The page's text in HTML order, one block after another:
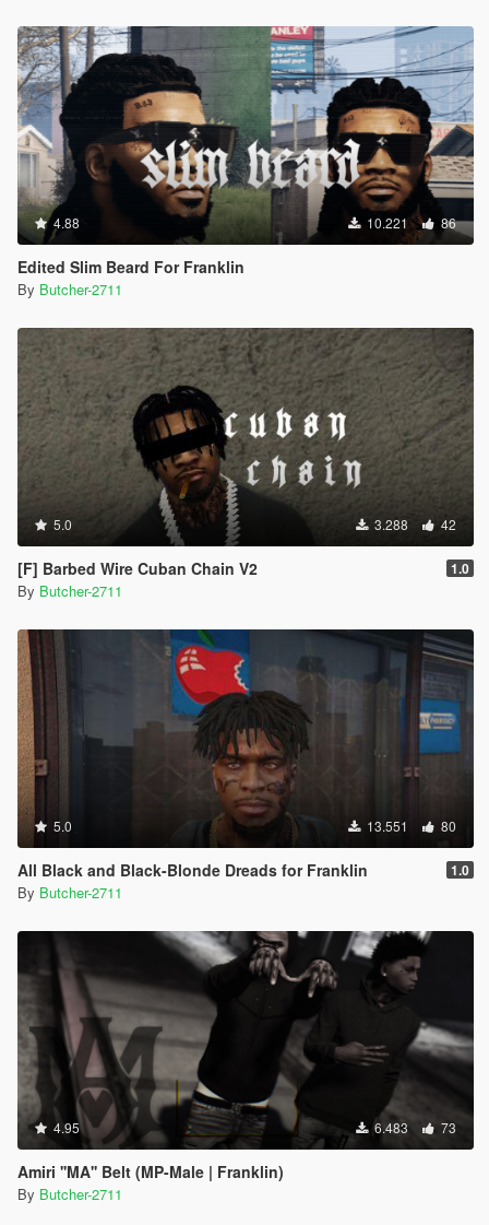
4.88 10.221 86
Edited Slim Beard For Franklin
By Butcher-2711
5.0 3.288 42
[F] Barbed Wire Cuban Chain V2 1.0
By Butcher-2711
5.0 13.551 80
All Black and Black-Blonde Dreads for Franklin 1.0
By Butcher-2711
4.95 6.483 73
Amiri ''MA'' Belt (MP-Male | Franklin)
By Butcher-2711